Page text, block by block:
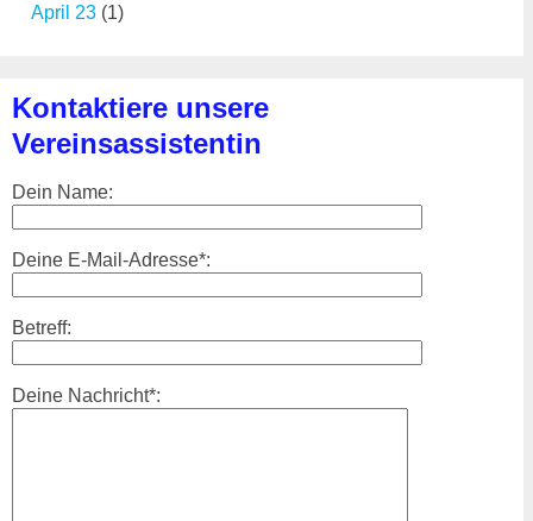
April 23 (1)
Kontaktiere unsere
Vereinsassistentin
Dein Name:
Deine E-Mail-Adresse*:
Betreff:
Deine Nachricht*: